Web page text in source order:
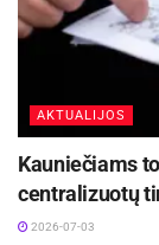
AKTUALIJOS
Kauniečiams
centralizuotų
2026-07-03